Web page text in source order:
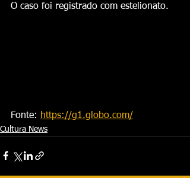
O caso foi registrado com estelionato.
Fonte: https://g1.globo.com/
Cultura News